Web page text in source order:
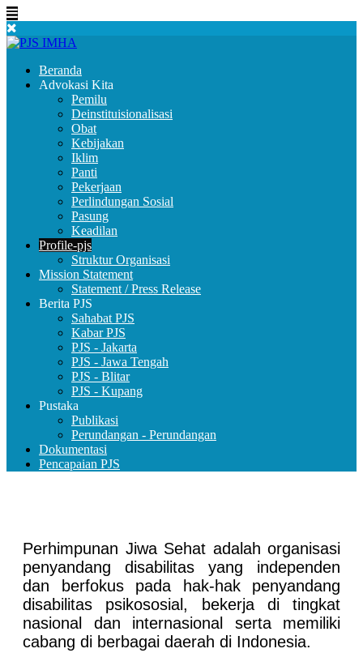
Beranda
Advokasi Kita
Pemilu
Deinstituisionalisasi
Obat
Kebijakan
Iklim
Panti
Pekerjaan
Perlindungan Sosial
Pasung
Keadilan
Profile-pjs
Struktur Organisasi
Mission Statement
Statement / Press Release
Berita PJS
Sahabat PJS
Kabar PJS
PJS - Jakarta
PJS - Jawa Tengah
PJS - Blitar
PJS - Kupang
Pustaka
Publikasi
Perundangan - Perundangan
Dokumentasi
Pencapaian PJS
Perhimpunan Jiwa Sehat adalah organisasi
penyandang disabilitas yang independen
dan berfokus pada hak-hak penyandang
disabilitas psikososial, bekerja di tingkat
nasional dan internasional serta memiliki
cabang di berbagai daerah di Indonesia.